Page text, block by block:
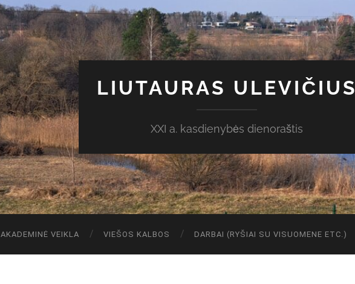
LIUTAURAS ULEVIČIUS
XXI a. kasdienybės dienoraštis
AKADEMINĖ VEIKLA VIEŠOS KALBOS DARBAI (RYŠIAI SU VISUOMENE ETC.)